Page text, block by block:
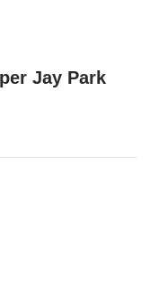
Jay Park